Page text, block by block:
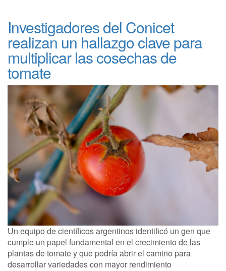
Investigadores del Conicet
realizan un hallazgo clave para
multiplicar las cosechas de
tomate
Un equipo de científicos argentinos identificó un gen que
cumple un papel fundamental en el crecimiento de las
plantas de tomate y que podría abrir el camino para
desarrollar variedades con mayor rendimiento